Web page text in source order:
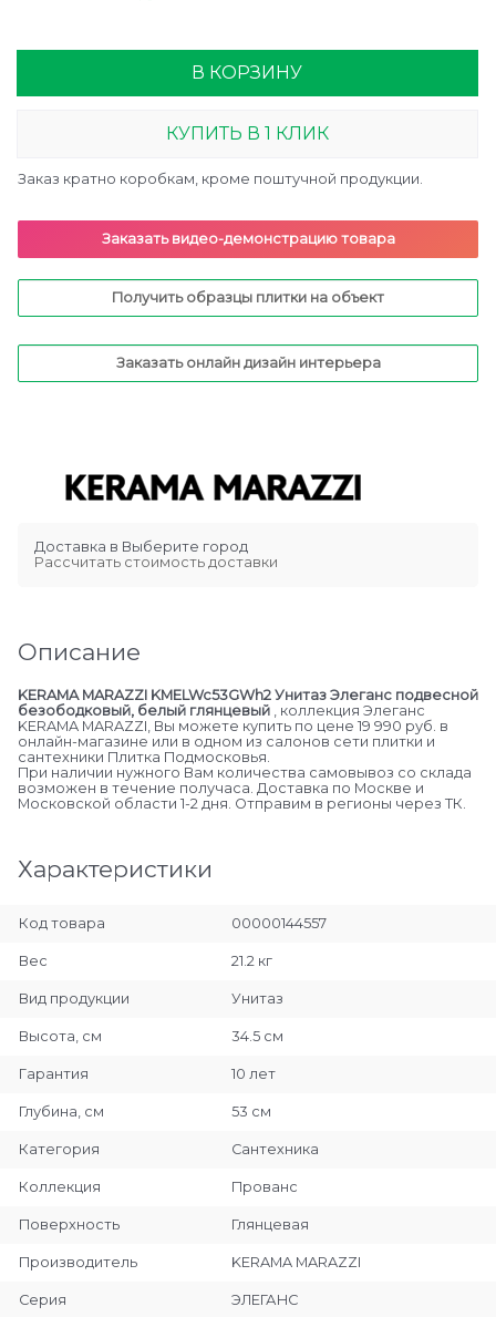
В КОРЗИНУ
КУПИТЬ В 1 КЛИК
Заказ кратно коробкам, кроме поштучной продукции.
Заказать видео-демонстрацию товара
Получить образцы плитки на объект
Заказать онлайн дизайн интерьера
Доставка в Выберите город
Рассчитать стоимость доставки
Описание
KERAMA MARAZZI KMELWc53GWh2 Унитаз Элеганс подвесной
безободковый, белый глянцевый , коллекция Элеганс
KERAMA MARAZZI, Вы можете купить по цене 19 990 руб. в
онлайн-магазине или в одном из салонов сети плитки и
сантехники Плитка Подмосковья.
При наличии нужного Вам количества самовывоз со склада
возможен в течение получаса. Доставка по Москве и
Московской области 1-2 дня. Отправим в регионы через ТК.
Характеристики
Код товара 00000144557
Вес 21.2 кг
Вид продукции Унитаз
Высота, см 34.5 см
Гарантия 10 лет
Глубина, см 53 см
Категория Сантехника
Коллекция Прованс
Поверхность Глянцевая
Производитель KERAMA MARAZZI
Серия ЭЛЕГАНС